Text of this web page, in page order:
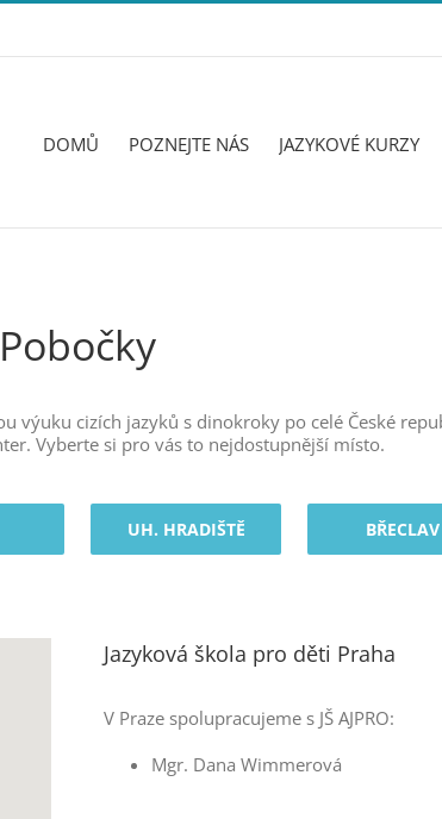
DOMŮ POZNEJTE NÁS JAZYKOVÉ KURZY
Pobočky
cizích jazyků s dinokroky po celé České
Vyberte si pro vás to nejdostupnější místo.
UH. HRADIŠTĚ BŘECLAV
Jazyková škola pro děti Praha
V Praze spolupracujeme s JŠ AJPRO:
Mgr. Dana Wimmerová